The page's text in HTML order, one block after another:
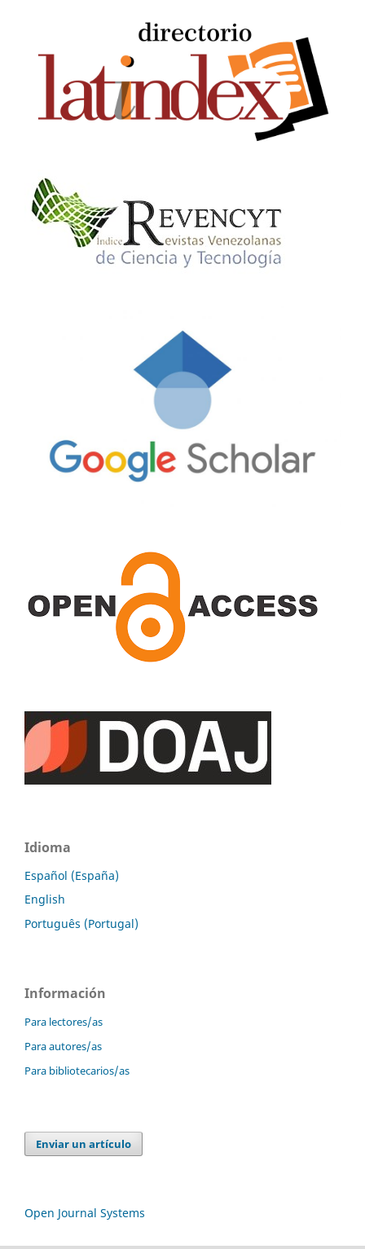
Idioma
Español (España)
English
Português (Portugal)
Información
Para lectores/as
Para autores/as
Para bibliotecarios/as
Enviar un artículo
Open Journal Systems